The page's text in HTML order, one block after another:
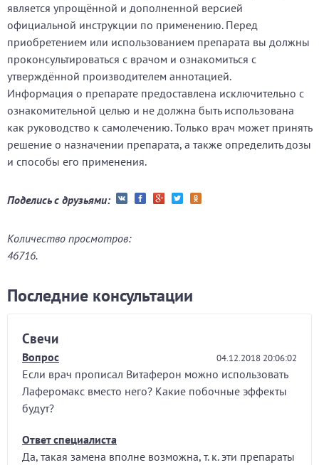
является упрощённой и дополненной версией
официальной инструкции по применению. Перед
приобретением или использованием препарата вы должны
проконсультироваться с врачом и ознакомиться с
утверждённой производителем аннотацией.
Информация о препарате предоставлена исключительно с
ознакомительной целью и не должна быть использована
как руководство к самолечению. Только врач может принять
решение о назначении препарата, а также определить дозы
и способы его применения.
Поделись с друзьями:
Количество просмотров:
46716.
Последние консультации
Свечи
Вопрос 04.12.2018 20:06:02
Если врач прописал Витаферон можно использовать
Лаферомакс вместо него? Какие побочные эффекты
будут?
Ответ специалиста
Да, такая замена вполне возможна, т. к. эти препараты